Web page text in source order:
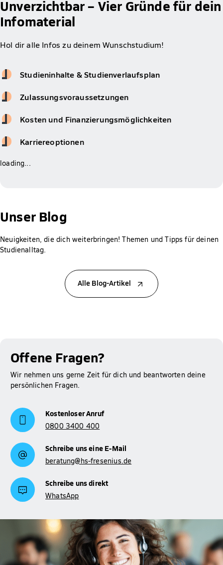
Unverzichtbar – Vier Gründe für dein
Infomaterial
Hol dir alle Infos zu deinem Wunschstudium!
Studieninhalte & Studienverlaufsplan
Zulassungsvoraussetzungen
Kosten und Finanzierungsmöglichkeiten
Karriereoptionen
loading...
Unser Blog
Neuigkeiten, die dich weiterbringen! Themen und Tipps für deinen
Studienalltag.
Alle Blog-Artikel
Offene Fragen?
Wir nehmen uns gerne Zeit für dich und beantworten deine
persönlichen Fragen.
Kostenloser Anruf
0800 3400 400
Schreibe uns eine E-Mail
beratung@hs-fresenius.de
Schreibe uns direkt
WhatsApp